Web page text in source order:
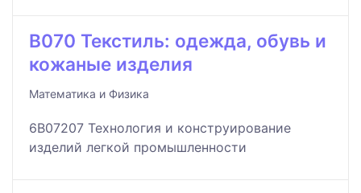
B070 Текстиль: одежда, обувь и
кожаные изделия
Математика и Физика
6B07207 Технология и конструирование
изделий легкой промышленности